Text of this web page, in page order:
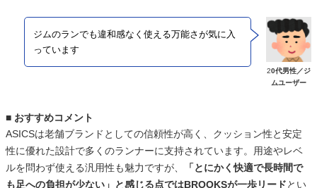
20代男性／ジ
ムユーザー
ジムのランでも違和感なく使える万能さが気に入
っています
■ おすすめコメント
ASICSは老舗ブランドとしての信頼性が高く、クッション性と安定
性に優れた設計で多くのランナーに支持されています。用途やレベ
ルを問わず使える汎用性も魅力ですが、
「とにかく快適で長時間で
も足への負担が少ない」と感じる点ではBROOKSが一歩リードとい